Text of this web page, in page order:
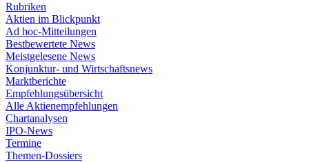
Rubriken
Aktien im Blickpunkt
Ad hoc-Mitteilungen
Bestbewertete News
Meistgelesene News
Konjunktur- und Wirtschaftsnews
Marktberichte
Empfehlungsübersicht
Alle Aktienempfehlungen
Chartanalysen
IPO-News
Termine
Themen-Dossiers